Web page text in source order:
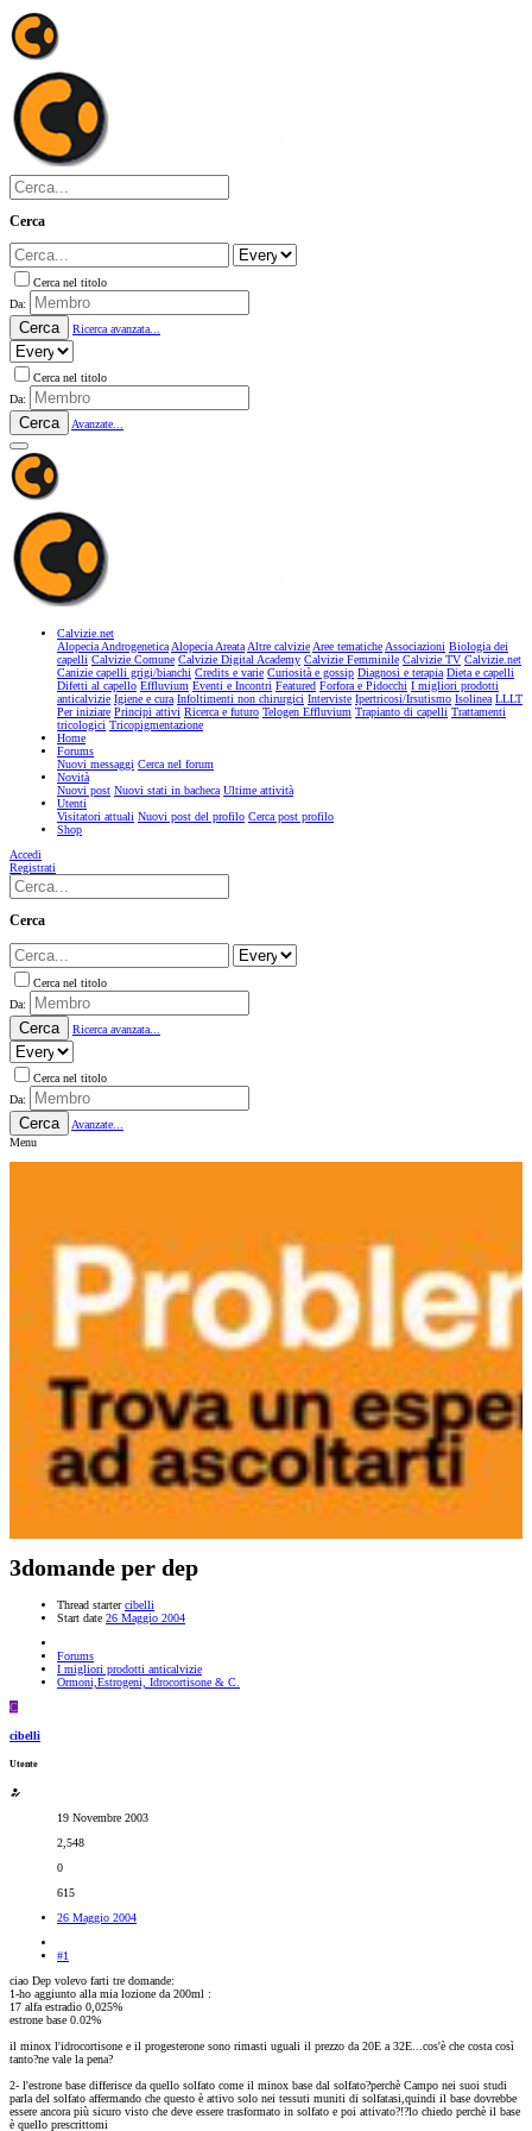
Cerca
Cerca nel titolo
Da:
Cerca Ricerca avanzata...
Cerca nel titolo
Da:
Cerca Avanzate...
Calvizie.net
Alopecia AndrogeneticaAlopecia AreataAltre calvizieAree tematicheAssociazioni Biologia dei
capelli Calvizie Comune Calvizie Digital Academy Calvizie Femminile Calvizie TV Calvizie.net
Canizie capelli grigi/bianchi Credits e varie Curiosità e gossip Diagnosi e terapia Dieta e capelli
Difetti al capello Effluvium Eventi e Incontri Featured Forfora e Pidocchi I migliori prodotti
anticalvizie Igiene e cura Infoltimenti non chirurgici Interviste Ipertricosi/Irsutismo Isolinea LLLT
Per iniziare Principi attivi Ricerca e futuro Telogen Effluvium Trapianto di capelli Trattamenti
tricologici Tricopigmentazione
Home
Forums
Nuovi messaggi Cerca nel forum
Novità
Nuovi post Nuovi stati in bacheca Ultime attività
Utenti
Visitatori attuali Nuovi post del profilo Cerca post profilo
Shop
Accedi
Registrati
Cerca
Cerca nel titolo
Da:
Cerca Ricerca avanzata...
Cerca nel titolo
Da:
Cerca
Avanzate...
Menu
3domande per dep
Thread starter cibelli
Start date 26 Maggio 2004
Forums
I migliori prodotti anticalvizie
Ormoni,Estrogeni, Idrocortisone & C.
C
cibelli
Utente
19 Novembre 2003
2,548
0
615
26 Maggio 2004
#1
ciao Dep volevo farti tre domande:
1-ho aggiunto alla mia lozione da 200ml :
17 alfa estradio 0,025%
estrone base 0.02%
il minox l'idrocortisone e il progesterone sono rimasti uguali il prezzo da 20E a 32E...cos'è che costa così
tanto?ne vale la pena?
2- l'estrone base differisce da quello solfato come il minox base dal solfato?perchè Campo nei suoi studi
parla del solfato affermando che questo è attivo solo nei tessuti muniti di solfatasi,quindi il base dovrebbe
essere ancora più sicuro visto che deve essere trasformato in solfato e poi attivato?!?lo chiedo perchè il base
è quello prescrittomi